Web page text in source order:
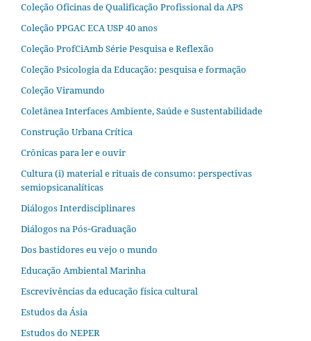
Coleção Oficinas de Qualificação Profissional da APS
Coleção PPGAC ECA USP 40 anos
Coleção ProfCiAmb Série Pesquisa e Reflexão
Coleção Psicologia da Educação: pesquisa e formação
Coleção Viramundo
Coletânea Interfaces Ambiente, Saúde e Sustentabilidade
Construção Urbana Crítica
Crônicas para ler e ouvir
Cultura (i) material e rituais de consumo: perspectivas
semiopsicanalíticas
Diálogos Interdisciplinares
Diálogos na Pós‐Graduação
Dos bastidores eu vejo o mundo
Educação Ambiental Marinha
Escrevivências da educação física cultural
Estudos da Ásia​
Estudos do NEPER